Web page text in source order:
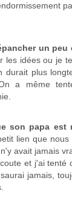
un peu
les idées ou je
plus
a même
son papa est
lien que nous
avait jamais
et j'ai tenté
jamais,